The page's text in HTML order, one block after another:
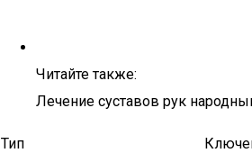
Читайте также:
Лечение суставов рук
Тип